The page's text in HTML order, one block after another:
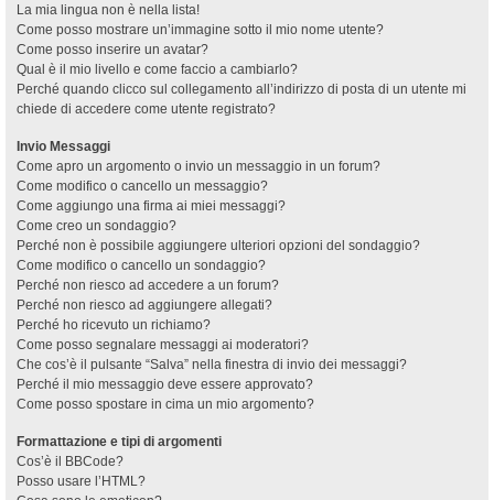
La mia lingua non è nella lista!
Come posso mostrare un’immagine sotto il mio nome utente?
Come posso inserire un avatar?
Qual è il mio livello e come faccio a cambiarlo?
Perché quando clicco sul collegamento all’indirizzo di posta di un utente mi
chiede di accedere come utente registrato?
Invio Messaggi
Come apro un argomento o invio un messaggio in un forum?
Come modifico o cancello un messaggio?
Come aggiungo una firma ai miei messaggi?
Come creo un sondaggio?
Perché non è possibile aggiungere ulteriori opzioni del sondaggio?
Come modifico o cancello un sondaggio?
Perché non riesco ad accedere a un forum?
Perché non riesco ad aggiungere allegati?
Perché ho ricevuto un richiamo?
Come posso segnalare messaggi ai moderatori?
Che cos’è il pulsante “Salva” nella finestra di invio dei messaggi?
Perché il mio messaggio deve essere approvato?
Come posso spostare in cima un mio argomento?
Formattazione e tipi di argomenti
Cos’è il BBCode?
Posso usare l’HTML?